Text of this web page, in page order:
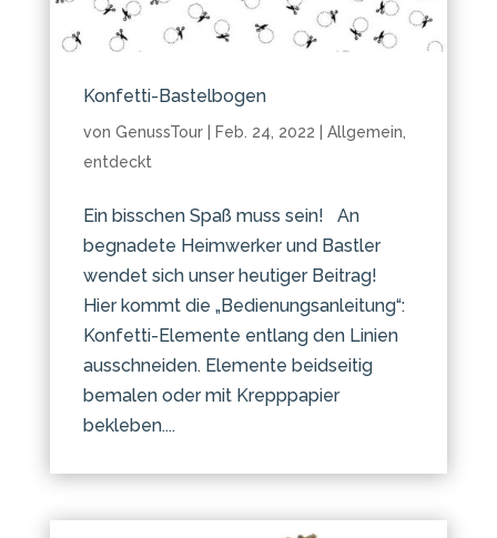
Konfetti-Bastelbogen
von GenussTour| Feb. 24, 2022 Allgemein
entdeckt
Ein bisschen Spaß muss sein! An
begnadete Heimwerker und Bastler
wendet sich unser heutiger Beitrag!
Hier kommt die „Bedienungsanleitung“:
Konfetti-Elemente entlang den Linien
ausschneiden. Elemente beidseitig
bemalen oder mit Krepppapier
bekleben....